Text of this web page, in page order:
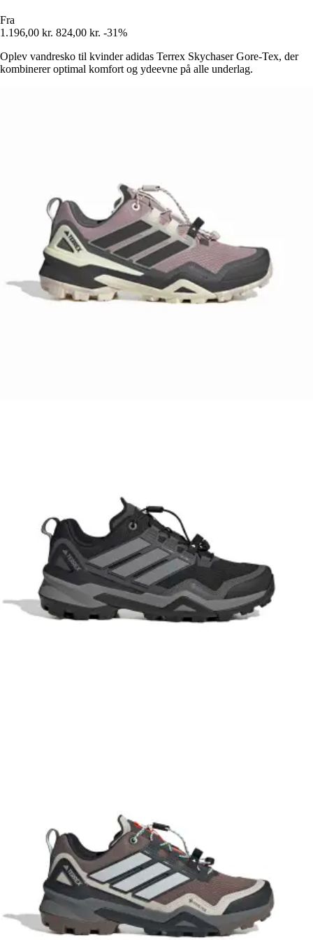
Fra
1.196,00 kr. 824,00 kr. -31%
Oplev vandresko til kvinder adidas Terrex Skychaser Gore-Tex, der
kombinerer optimal komfort og ydeevne på alle underlag.